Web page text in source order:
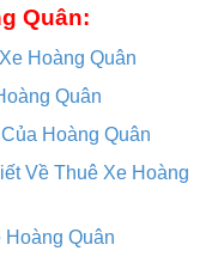
Quân:
Hoàng Quân
Quân
Hoàng Quân
Về Thuê Xe Hoàng
Quân